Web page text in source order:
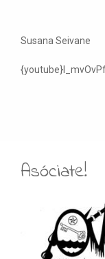
Susana Seivane
Asóciate!